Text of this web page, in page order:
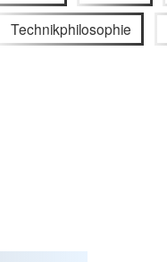
Technikphilosophie